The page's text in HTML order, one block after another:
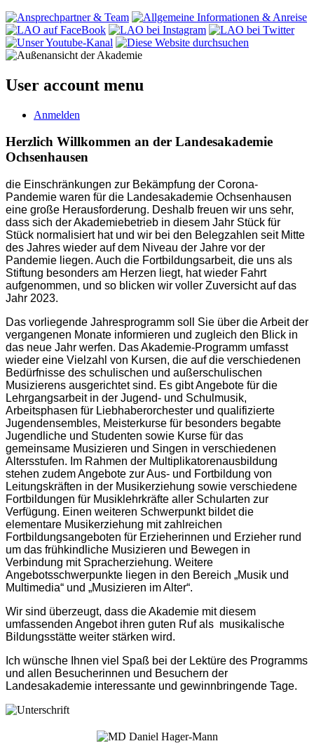
User account menu
Anmelden
Herzlich Willkommen an der Landesakademie
Ochsenhausen
die Einschränkungen zur Bekämpfung der Corona-
Pandemie waren für die Landesakademie Ochsenhausen
eine große Herausforderung. Deshalb freuen wir uns sehr,
dass sich der Akademiebetrieb in diesem Jahr Stück für
Stück normalisiert hat und wir bei den Belegzahlen seit Mitte
des Jahres wieder auf dem Niveau der Jahre vor der
Pandemie liegen. Auch die Fortbildungsarbeit, die uns als
Stiftung besonders am Herzen liegt, hat wieder Fahrt
aufgenommen, und so blicken wir voller Zuversicht auf das
Jahr 2023.
Das vorliegende Jahresprogramm soll Sie über die Arbeit der
vergangenen Monate informieren und zugleich den Blick in
das neue Jahr werfen. Das Akademie-Programm umfasst
wieder eine Vielzahl von Kursen, die auf die verschiedenen
Bedürfnisse des schulischen und außerschulischen
Musizierens ausgerichtet sind. Es gibt Angebote für die
Lehrgangsarbeit in der Jugend- und Schulmusik,
Arbeitsphasen für Liebhaberorchester und qualifizierte
Jugendensembles, Meisterkurse für besonders begabte
Jugendliche und Studenten sowie Kurse für das
gemeinsame Musizieren und Singen in verschiedenen
Altersstufen. Im Rahmen der Multiplikatorenausbildung
stehen zudem Angebote zur Aus- und Fortbildung von
Leitungskräften in der Musikerziehung sowie verschiedene
Fortbildungen für Musiklehrkräfte aller Schularten zur
Verfügung. Einen weiteren Schwerpunkt bildet die
elementare Musikerziehung mit zahlreichen
Fortbildungsangeboten für Erzieherinnen und Erzieher rund
um das frühkindliche Musizieren und Bewegen in
Verbindung mit Spracherziehung. Weitere
Angebotsschwerpunkte liegen in den Bereich „Musik und
Multimedia“ und „Musizieren im Alter“.
Wir sind überzeugt, dass die Akademie mit diesem
umfassenden Angebot ihren guten Ruf als musikalische
Bildungsstätte weiter stärken wird.
Ich wünsche Ihnen viel Spaß bei der Lektüre des Programms
und allen Besucherinnen und Besuchern der
Landesakademie interessante und gewinnbringende Tage.